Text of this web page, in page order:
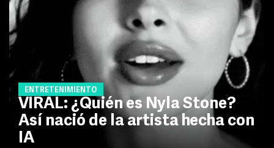
ENTRETENIMIENTO
VIRAL: ¿Quién es Nyla Stone?
Así nació de la artista hecha con
IA